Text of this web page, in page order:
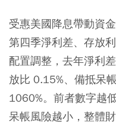
受惠美國降息帶動資
第四季淨利差、存放
配置調整，去年淨利
放比 0.15%、備抵呆
1060%。前者數字越
呆帳風險越小，整體